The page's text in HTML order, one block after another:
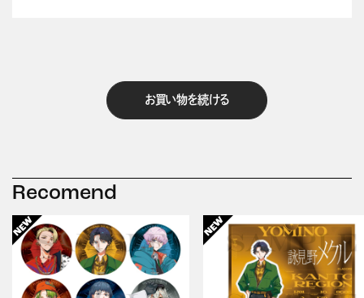
お買い物を続ける
Recomend